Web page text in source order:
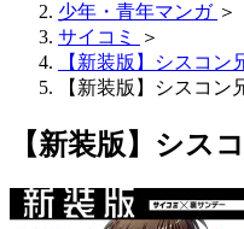
少年・青年マンガ ＞
サイコミ
＞
【新装版】シスコ
【新装版】シスコン
【新装版】シス